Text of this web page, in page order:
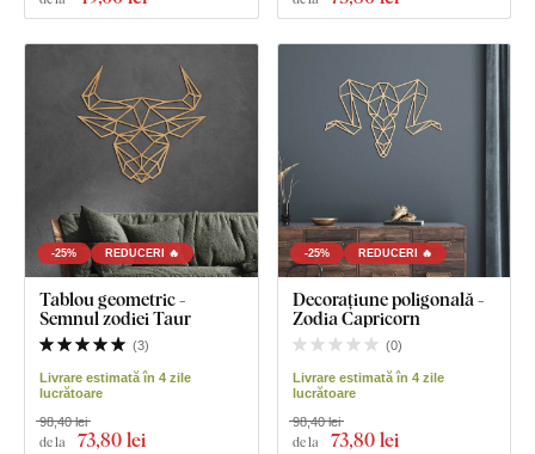
-25% REDUCERI 🔥
Tablou geometric -
Semnul zodiei Taur
(3)
Livrare estimată în 4 zile
lucrătoare
de la 73,80 lei
98,40 lei
-25% REDUCERI 🔥
Decorațiune poligonală -
Zodia Capricorn
(0)
Livrare estimată în 4 zile
lucrătoare
de la 73,80 lei
98,40 lei